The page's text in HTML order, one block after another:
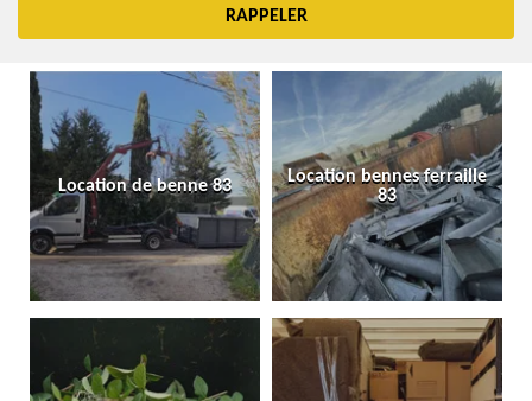
Location de benne 83
Location bennes ferraille
83